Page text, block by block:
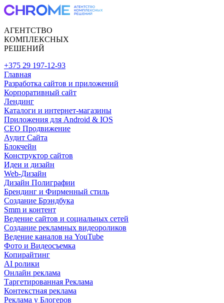
АГЕНТСТВО
КОМПЛЕКСНЫХ
РЕШЕНИЙ
+375 29 197-12-93
Главная
Разработка сайтов и приложений
Корпоративный сайт
Лендинг
Каталоги и интернет-магазины
Приложения для Android & IOS
CEO Продвижение
Аудит Сайта
Блокчейн
Конструктор сайтов
Идеи и дизайн
Web-Дизайн
Дизайн Полиграфии
Брендинг и Фирменный стиль
Создание Брэндбука
Smm и контент
Ведение сайтов и социальных сетей
Создание рекламных видеороликов
Ведение каналов на YouTube
Фото и Видеосъемка
Копирайтинг
AI ролики
Онлайн реклама
Таргетированная Реклама
Контекстная реклама
Реклама у Блогеров